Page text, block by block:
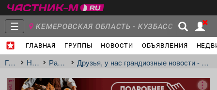
☰ КЕМЕРОВСКАЯ ОБЛАСТЬ - КУЗБАСС
ГЛАВНАЯ ГРУППЫ НОВОСТИ ОБЪЯВЛЕНИЯ
Главная
Группы
ГлавнаяНовостиРаспродажи Друзья, у нас грандиозные новости - скоро открытие нового магазина «Магия Стен»!